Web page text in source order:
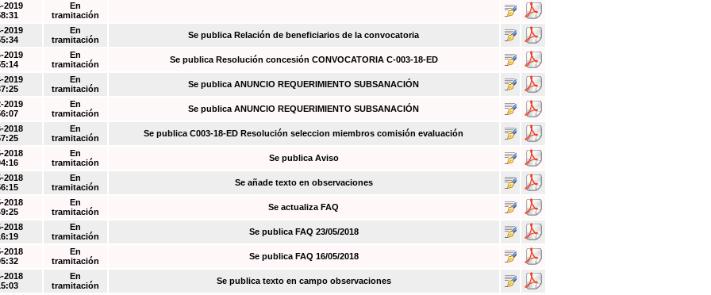
2019
En
tramitación
2019
En
tramitación
Se publica Relación de beneficiarios de la convocatoria
2019
En
tramitación
Se publica Resolución concesión CONVOCATORIA C-003-18-ED
2019
En
tramitación
Se publica ANUNCIO REQUERIMIENTO SUBSANACIÓN
2019
En
tramitación
Se publica ANUNCIO REQUERIMIENTO SUBSANACIÓN
2018
En
tramitación
Se publica C003-18-ED Resolución seleccion miembros comisión evaluación
2018
En
tramitación
Se publica Aviso
2018
En
tramitación
Se añade texto en observaciones
2018
En
tramitación
Se actualiza FAQ
2018
En
tramitación
Se publica FAQ 23/05/2018
2018
En
tramitación
Se publica FAQ 16/05/2018
2018
En
tramitación
Se publica texto en campo observaciones